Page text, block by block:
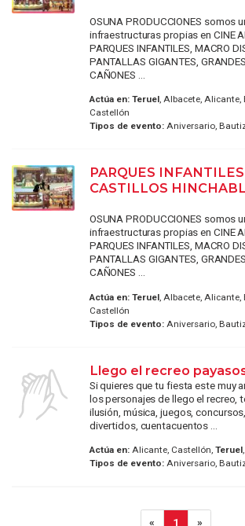
OSUNA PRODUCCIONES somos
infraestructuras propias en CINE
PARQUES INFANTILES, MACRO
PANTALLAS GIGANTES,
CAÑONES ...
Actúa en: Teruel, Albacete, Alicante,
Castellón
Tipos de evento:Aniversario,
PARQUES
CASTILLOS
OSUNA PRODUCCIONES somos
infraestructuras propias en CINE
PARQUES INFANTILES, MACRO
PANTALLAS GIGANTES,
CAÑONES ...
Actúa en: Teruel, Albacete, Alicante,
Castellón
Tipos de evento:Aniversario,
Llego el recreo
Si quieres que tu fiesta este muy
los personajes de llego el recreo,
ilusión, música, juegos,
divertidos, cuentacuentos ...
Actúa en:Alicante, Castellón, Teruel
Tipos de evento:Aniversario,
« 1 »